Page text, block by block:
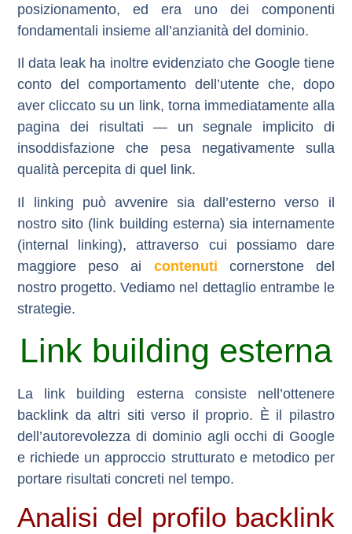
posizionamento, ed era uno dei componenti
fondamentali insieme all’anzianità del dominio.
Il data leak ha inoltre evidenziato che Google tiene
conto del comportamento dell’utente che, dopo
aver cliccato su un link, torna immediatamente alla
pagina dei risultati — un segnale implicito di
insoddisfazione che pesa negativamente sulla
qualità percepita di quel link.
Il linking può avvenire sia dall’esterno verso il
nostro sito (link building esterna) sia internamente
(internal linking), attraverso cui possiamo dare
maggiore peso ai contenuti cornerstone del
nostro progetto. Vediamo nel dettaglio entrambe le
strategie.
Link building esterna
La link building esterna consiste nell’ottenere
backlink da altri siti verso il proprio. È il pilastro
dell’autorevolezza di dominio agli occhi di Google
e richiede un approccio strutturato e metodico per
portare risultati concreti nel tempo.
Analisi del profilo backlink